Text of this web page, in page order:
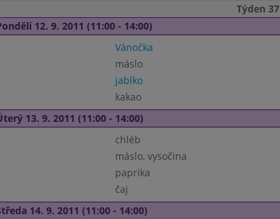
Týden 37
12. 9. 2011 (11:00 - 14:00)
Vánočka
máslo
jablko
kakao
13. 9. 2011 (11:00 - 14:00)
chléb
máslo, vysočina
paprika
čaj
14. 9. 2011 (11:00 - 14:00)